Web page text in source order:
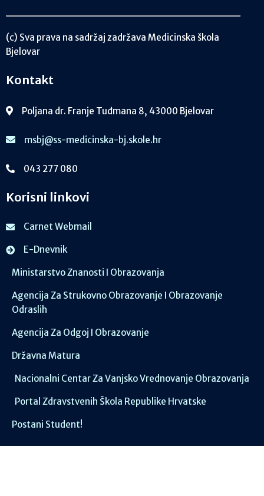
(c) Sva prava na sadržaj zadržava Medicinska škola
Bjelovar
Kontakt
Poljana dr. Franje Tuđmana 8, 43000 Bjelovar
msbj@ss-medicinska-bj.skole.hr
043 277 080
Korisni linkovi
Carnet Webmail
E-Dnevnik
Ministarstvo Znanosti I Obrazovanja
Agencija Za Strukovno Obrazovanje I Obrazovanje
Odraslih
Agencija Za Odgoj I Obrazovanje
Državna Matura
Nacionalni Centar Za Vanjsko Vrednovanje Obrazovanja
Portal Zdravstvenih Škola Republike Hrvatske
Postani Student!